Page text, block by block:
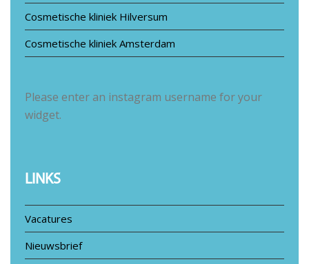
Cosmetische kliniek Hilversum
Cosmetische kliniek Amsterdam
Please enter an instagram username for your
widget.
LINKS
Vacatures
Nieuwsbrief